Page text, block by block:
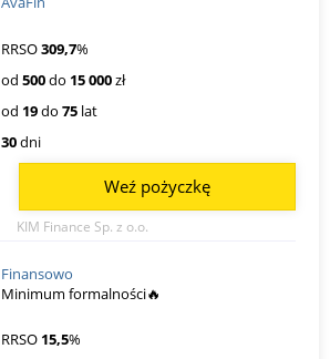
RRSO309,7%
od 500do 15 000zł
od 19do 75 lat
30dni
KIM Finance Sp. z o.o.
Weź pożyczkę
Finansowo
Minimum formalności🔥
RRSO 15,5%